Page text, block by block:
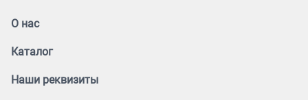
О нас
Каталог
Наши реквизиты